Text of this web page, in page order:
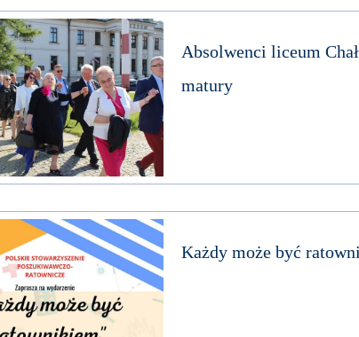
Absolwenci liceum
matury
Każdy może być